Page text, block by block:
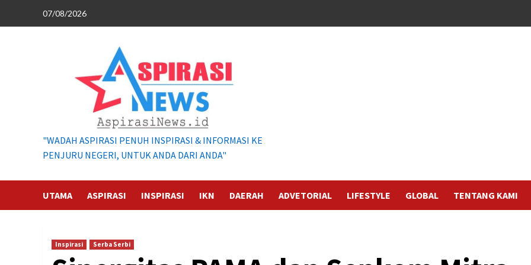
07/08/2026
"WADAH ASPIRASI PENUH INSPIRASI & INFORMASI KE
PENJURU NEGERI, UNTUK ANDA DARI ANDA"
UTAMA ASPIRASI INSPIRASI IKN DAERAH ADVETORIAL LIFESTYLE GLOBAL TENTANG KAMI
Inspirasi Serba Serbi